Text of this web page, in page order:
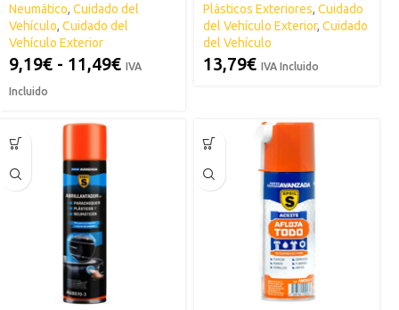
Neumático, Cuidado del
Vehículo, Cuidado del
Vehículo Exterior
9,19€ - 11,49€ IVA
Incluido
Plásticos Exteriores, Cuidado
del Vehículo Exterior, Cuidado
del Vehículo
13,79€ IVA Incluido